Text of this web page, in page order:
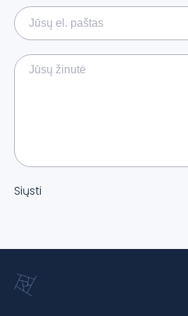
Siųsti